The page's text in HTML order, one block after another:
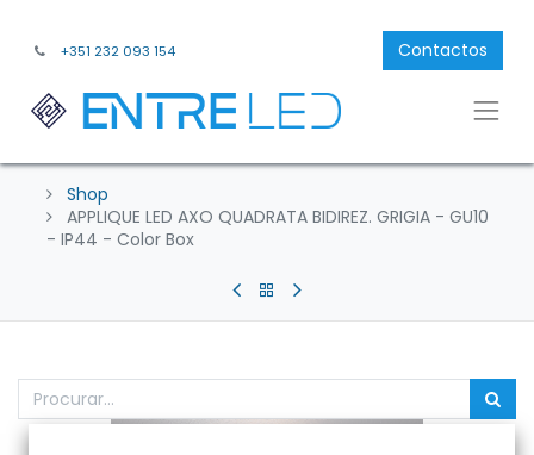
+351 232 093 154 Contactos
Shop
APPLIQUE LED AXO QUADRATA BIDIREZ. GRIGIA - GU10
- IP44 - Color Box